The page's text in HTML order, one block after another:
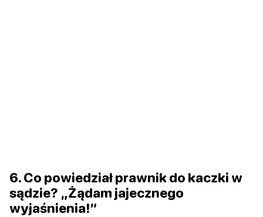
6. Co powiedział prawnik do kaczki w
sądzie? „Żądam jajecznego
wyjaśnienia!”